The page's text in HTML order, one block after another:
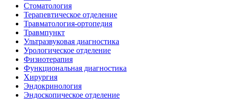
Стоматология
Терапевтическое отделение
Травматология-ортопедия
Травмпункт
Ультразвуковая диагностика
Урологическое отделение
Физиотерапия
Функциональная диагностика
Хирургия
Эндокринология
Эндоскопическое отделение